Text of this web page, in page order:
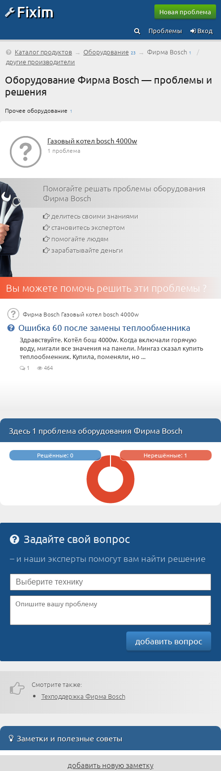
Fixim Новая проблема
Вход
Проблемы
Каталог продуктов → Оборудование 23 → Фирма Bosch 1
/
другие производители
Оборудование Фирма Bosch — проблемы и
решения
Прочее оборудование 1
Газовый котел bosch 4000w
1 проблема
Помогайте решать проблемы оборудования
Фирма Bosch
делитесь своими знаниями
становитесь экспертом
помогайте людям
зарабатывайте деньги
Вы можете помочь решить эти проблемы ?
Фирма Bosch Газовый котел bosch 4000w
Ошибка 60 после замены теплообменника
Здравствуйте. Котёл бош 4000w. Когда включали горячую
воду, мигали все значения на панели. Мингаз сказал купить
теплообменник. Купила, поменяли, но ...
1 464
Здесь 1 проблема оборудования Фирма Bosch
Решённые: 0 Нерешённые: 1
Задайте свой вопрос
– и наши эксперты помогут вам найти решение
добавить вопрос
Смотрите также:
Техподдержка Фирма Bosch
Заметки и полезные советы
добавить новую заметку